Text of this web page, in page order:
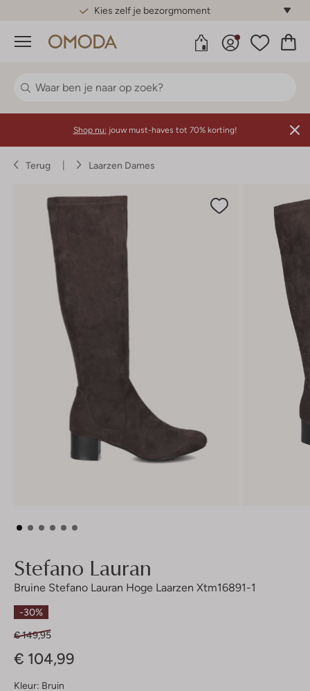
Gratis standaard verzending*
Menu
Shop nu: jouw must-haves tot 70% korting!
Terug Laarzen Dames
Stefano Lauran
Bruine Stefano Lauran Hoge Laarzen Xtm16891-1
-30%
€ 149,95
€ 104,99
Kleur: Bruin